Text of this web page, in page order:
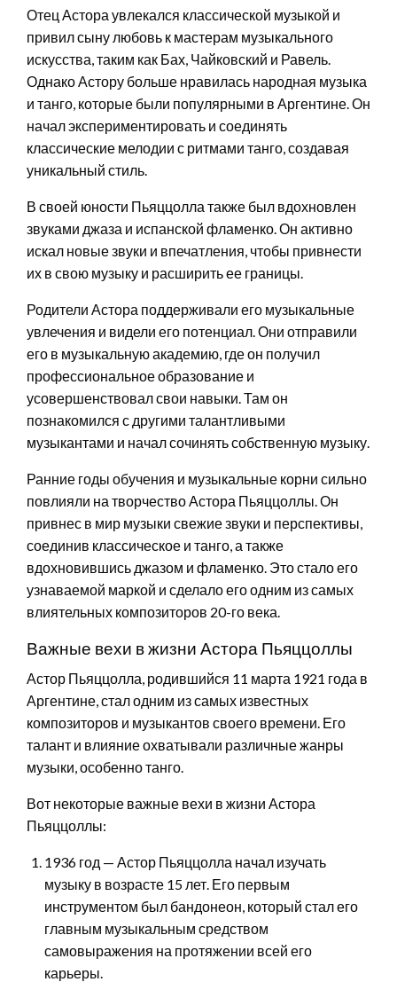
Отец Астора увлекался классической музыкой и
привил сыну любовь к мастерам музыкального
искусства, таким как Бах, Чайковский и Равель.
Однако Астору больше нравилась народная музыка
и танго, которые были популярными в Аргентине. Он
начал экспериментировать и соединять
классические мелодии с ритмами танго, создавая
уникальный стиль.
В своей юности Пьяццолла также был вдохновлен
звуками джаза и испанской фламенко. Он активно
искал новые звуки и впечатления, чтобы привнести
их в свою музыку и расширить ее границы.
Родители Астора поддерживали его музыкальные
увлечения и видели его потенциал. Они отправили
его в музыкальную академию, где он получил
профессиональное образование и
усовершенствовал свои навыки. Там он
познакомился с другими талантливыми
музыкантами и начал сочинять собственную музыку.
Ранние годы обучения и музыкальные корни сильно
повлияли на творчество Астора Пьяццоллы. Он
привнес в мир музыки свежие звуки и перспективы,
соединив классическое и танго, а также
вдохновившись джазом и фламенко. Это стало его
узнаваемой маркой и сделало его одним из самых
влиятельных композиторов 20-го века.
Важные вехи в жизни Астора Пьяццоллы
Астор Пьяццолла, родившийся 11 марта 1921 года в
Аргентине, стал одним из самых известных
композиторов и музыкантов своего времени. Его
талант и влияние охватывали различные жанры
музыки, особенно танго.
Вот некоторые важные вехи в жизни Астора
Пьяццоллы:
1936 год — Астор Пьяццолла начал изучать
музыку в возрасте 15 лет. Его первым
инструментом был бандонеон, который стал его
главным музыкальным средством
самовыражения на протяжении всей его
карьеры.